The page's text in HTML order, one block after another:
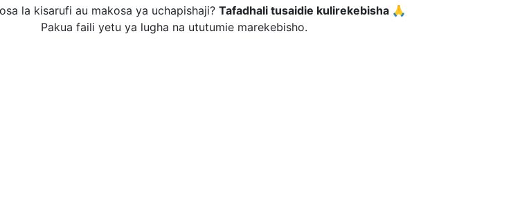
la kisarufi au makosa ya uchapishaji? Tafadhali tusaidie kulirekebisha 🙏
Pakua faili yetu ya lugha na ututumie marekebisho.